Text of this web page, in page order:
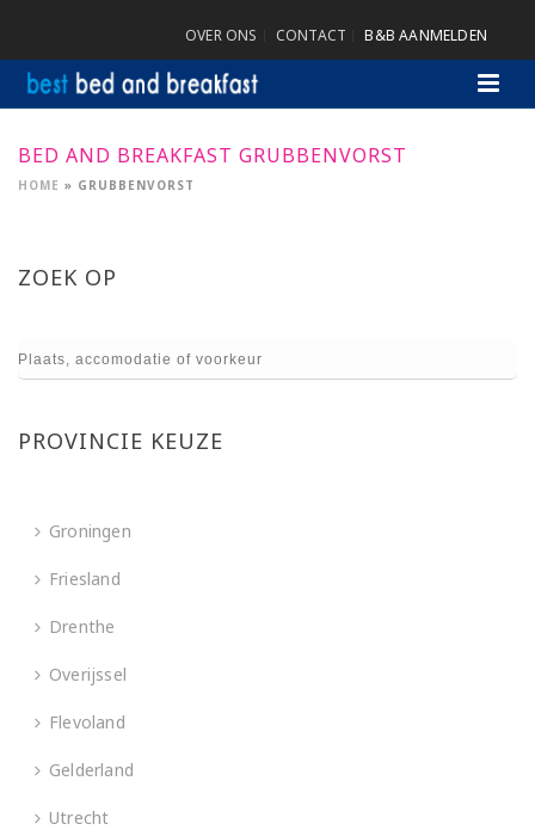
OVER ONS CONTACT B&B AANMELDEN
BED AND BREAKFAST GRUBBENVORST
HOME » GRUBBENVORST
ZOEK OP
PROVINCIE KEUZE
Groningen
Friesland
Drenthe
Overijssel
Flevoland
Gelderland
Utrecht